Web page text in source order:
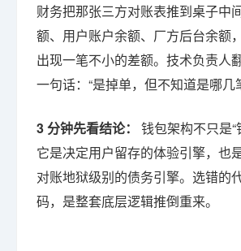
财务把那张三方对账表推到桌子
额、用户账户余额、厂方后台余额
出现一笔不小的差额。技术负责人
一句话：“是掉单，但不知道是哪几
3 分钟先看结论：
钱包架构不只是
它是决定用户留存的体验引擎，也
对账地狱级别的债务引擎。选错的
码，是整套底层逻辑推倒重来。